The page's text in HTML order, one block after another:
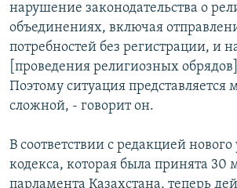
нарушение законодательства о
объединениях, включая
потребностей без регистрации, и
[проведения религиозных
Поэтому ситуация представляется
сложной, - говорит он.
В соответствии с редакцией нового
кодекса, которая была принята 30
парламента Казахстана, теперь